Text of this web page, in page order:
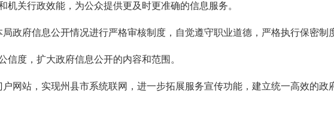
关行政效能，为公众提供更及时更准确的信息服务。
府信息公开情况进行严格审核制度，自觉遵守职业道德，严格执行保密制
度，扩大政府信息公开的内容和范围。
站，实现州县市系统联网，进一步拓展服务宣传功能，建立统一高效的政